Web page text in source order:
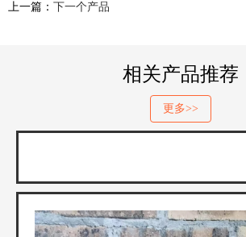
上一篇： 下一个产品
相关产品推荐
更多>>